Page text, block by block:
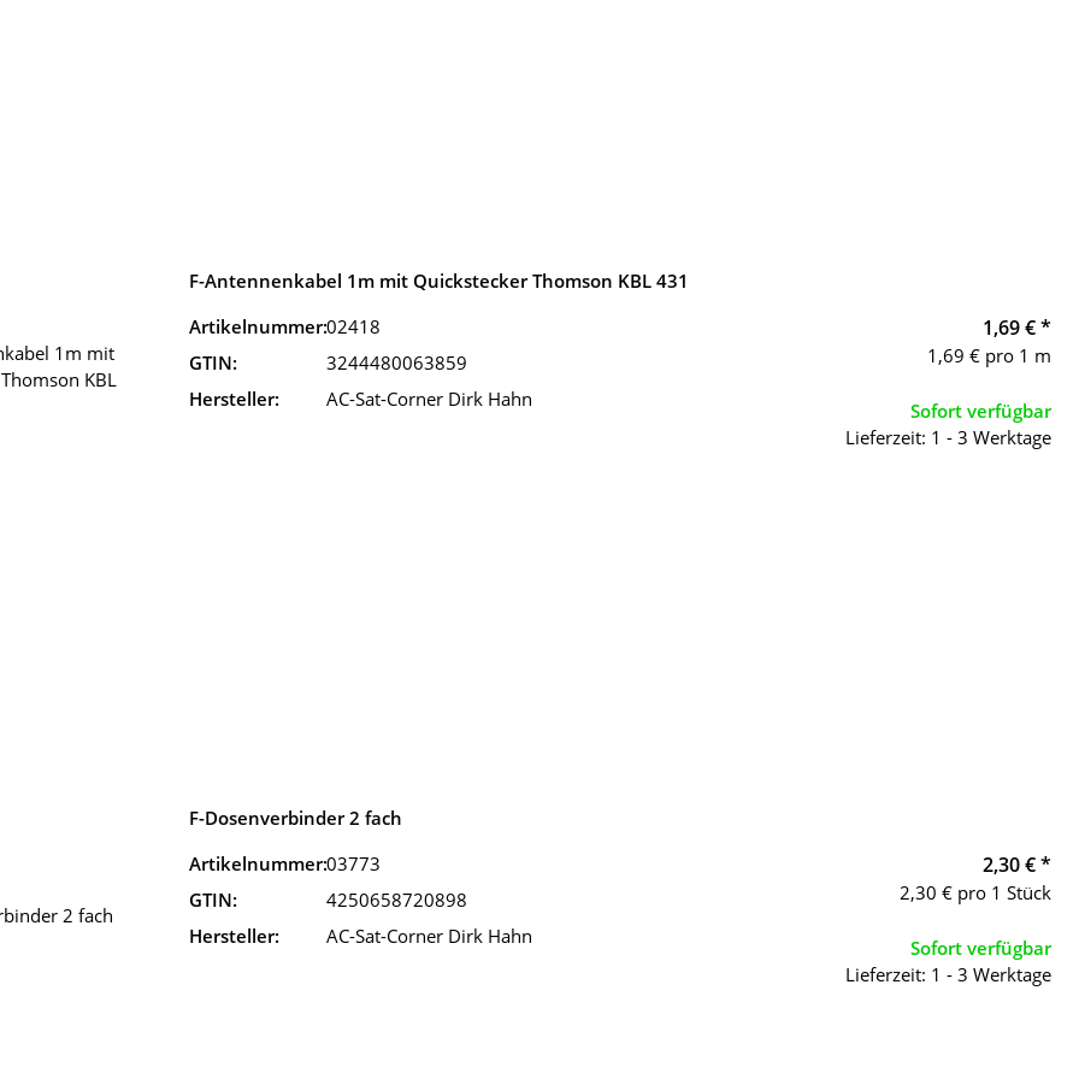
F-Antennenkabel 1m mit Quickstecker Thomson KBL 431
Artikelnummer:02418
GTIN:
3244480063859
Hersteller:
AC-Sat-Corner Dirk Hahn
1,69 €*
1,69 € pro 1 m
Sofort verfügbar
Lieferzeit: 1 - 3 Werktage
F-Dosenverbinder 2 fach
Artikelnummer:03773
GTIN:
4250658720898
Hersteller:
AC-Sat-Corner Dirk Hahn
2,30 €*
2,30 € pro 1 Stück
Sofort verfügbar
Lieferzeit: 1 - 3 Werktage